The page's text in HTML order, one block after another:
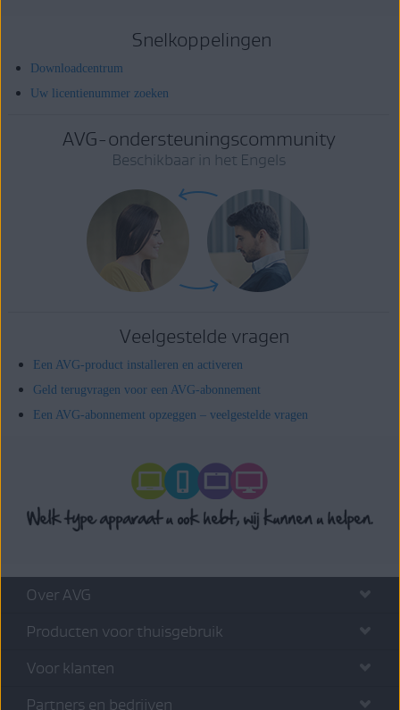
Snelkoppelingen
Downloadcentrum
Uw licentienummer zoeken
AVG-ondersteuningscommunity
Beschikbaar in het Engels
Veelgestelde vragen
Een AVG-product installeren en activeren
Geld terugvragen voor een AVG-abonnement
Een AVG-abonnement opzeggen – veelgestelde vragen
Over AVG
Producten voor thuisgebruik
Voor klanten
Partners en bedrijven